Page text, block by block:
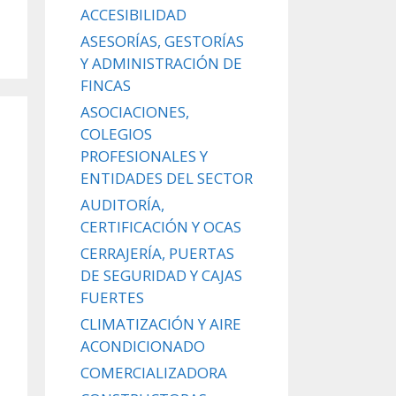
ACCESIBILIDAD
ASESORÍAS, GESTORÍAS
Y ADMINISTRACIÓN DE
FINCAS
ASOCIACIONES,
COLEGIOS
PROFESIONALES Y
ENTIDADES DEL SECTOR
AUDITORÍA,
CERTIFICACIÓN Y OCAS
CERRAJERÍA, PUERTAS
DE SEGURIDAD Y CAJAS
FUERTES
CLIMATIZACIÓN Y AIRE
ACONDICIONADO
COMERCIALIZADORA